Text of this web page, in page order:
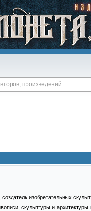
изобретательных
скульптуры и